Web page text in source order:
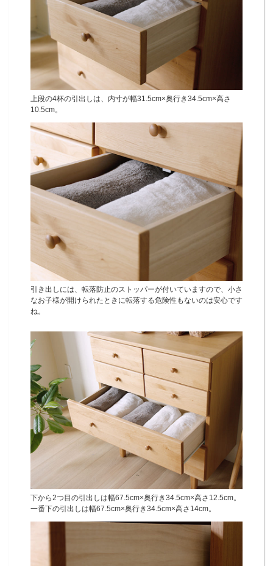
上段の4杯の引出しは、内寸が幅31.5cm×奥行き34.5cm×高さ
10.5cm。
引き出しには、転落防止のストッパーが付いていますので、小さ
なお子様が開けられたときに転落する危険性もないのは安心です
ね。
下から2つ目の引出しは幅67.5cm×奥行き34.5cm×高さ12.5cm。
一番下の引出しは幅67.5cm×奥行き34.5cm×高さ14cm。